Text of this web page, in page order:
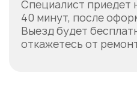
Специалист приедет
40 минут, после
Выезд будет
откажетесь от